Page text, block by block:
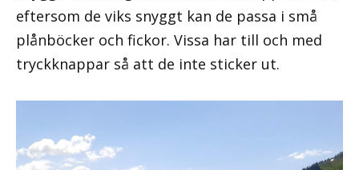
eftersom de viks snyggt kan de passa i små
plånböcker och fickor. Vissa har till och med
tryckknappar så att de inte sticker ut.